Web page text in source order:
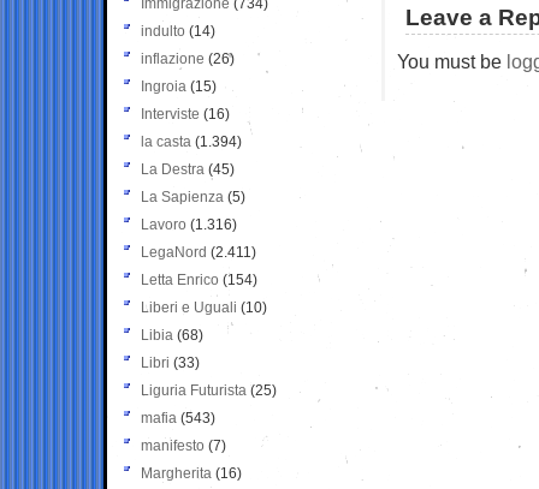
Leave a
You must be
Immigrazione (734)
indulto (14)
inflazione (26)
Ingroia (15)
Interviste (16)
la casta (1.394)
La Destra (45)
La Sapienza (5)
Lavoro (1.316)
LegaNord (2.411)
Letta Enrico (154)
Liberi e Uguali (10)
Libia (68)
Libri (33)
Liguria Futurista (25)
mafia (543)
manifesto (7)
Margherita (16)